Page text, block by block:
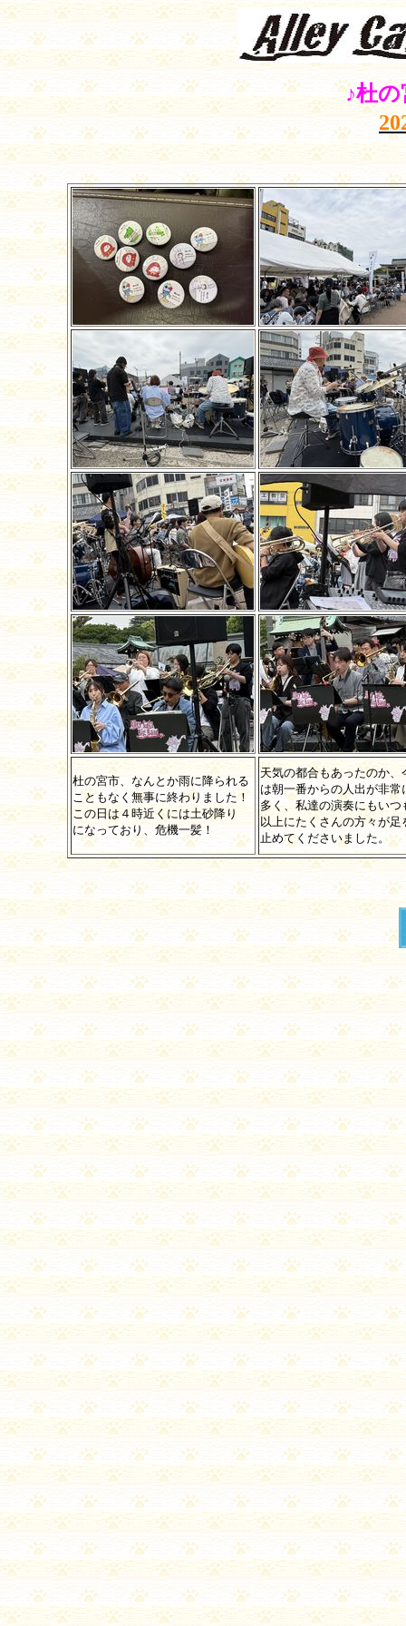
♪杜
杜の宮市、なんとか雨に降られる
こともなく無事に終わりました！
この日は４時近くには土砂降り
になっており、危機一髪！
天気の都合もあったのか、
は朝一番からの人出が非常
多く、私達の演奏にもいつ
以上にたくさんの方々が足
止めてくださいました。